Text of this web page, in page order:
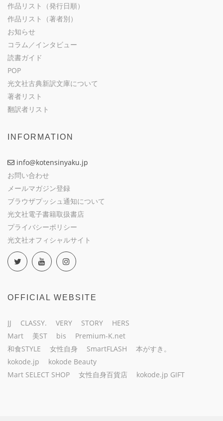
作品リスト（発行日順）
作品リスト（著者別）
お知らせ
コラム／インタビュー
読書ガイド
POP
光文社古典新訳文庫について
著者リスト
翻訳者リスト
INFORMATION
info@kotensinyaku.jp
お問い合わせ
メールマガジン登録
ブラウザプッシュ通知について
光文社電子書籍取扱書店
プライバシーポリシー
光文社オフィシャルサイト
OFFICIAL WEBSITE
JJ CLASSY. VERY STORY
HERS
Mart
美ST bis
Premium-K.net
和食STYLE
女性自身 SmartFLASH
本がすき。
kokode.jp
kokode Beauty
Mart SELECT SHOP
女性自身百貨店 kokode.jp GIFT